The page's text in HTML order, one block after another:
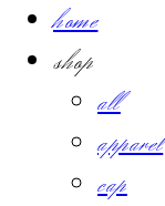
home
shop
all
apparel
cap